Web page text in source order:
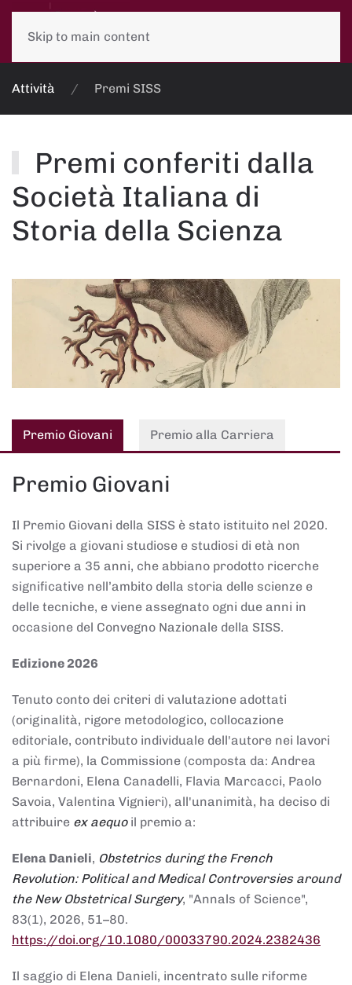
Skip to main content
Attività Premi SISS
Premi conferiti dalla
Società Italiana di
Storia della Scienza
Premio Giovani Premio alla Carriera
Premio Giovani
Il Premio Giovani della SISS è stato istituito nel 2020.
Si rivolge a giovani studiose e studiosi di età non
superiore a 35 anni, che abbiano prodotto ricerche
significative nell’ambito della storia delle scienze e
delle tecniche, e viene assegnato ogni due anni in
occasione del Convegno Nazionale della SISS.
Edizione 2026
Tenuto conto dei criteri di valutazione adottati
(originalità, rigore metodologico, collocazione
editoriale, contributo individuale dell'autore nei lavori
a più firme), la Commissione (composta da: Andrea
Bernardoni, Elena Canadelli, Flavia Marcacci, Paolo
Savoia, Valentina Vignieri), all'unanimità, ha deciso di
attribuire ex aequoil premio a:
Elena Danieli, Obstetrics during the French
Revolution: Political and Medical Controversies around
the New Obstetrical Surgery, "Annals of Science",
83(1), 2026, 51–80.
https://doi.org/10.1080/00033790.2024.2382436
Il saggio di Elena Danieli, incentrato sulle riforme